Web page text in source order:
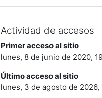
Actividad de accesos
Primer acceso al sitio
lunes, 8 de junio de 2020,
Último acceso al sitio
lunes, 3 de agosto de